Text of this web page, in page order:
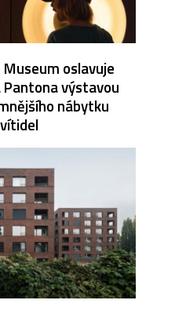
oslavuje
výstavou
nábytku